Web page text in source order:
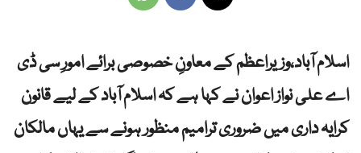
اسلام آباد،وزیراعظم کے معاونِ خصوصی برائے امورِ سی ڈی
اے علی نواز اعوان نے کہا ہے کہ اسلام آباد کے لیے قانون
کرایہ داری میں ضروری ترامیم منظور ہونے سے یہاں مالکان